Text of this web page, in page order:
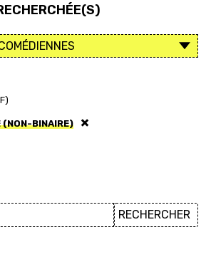
(NON-BINAIRE)